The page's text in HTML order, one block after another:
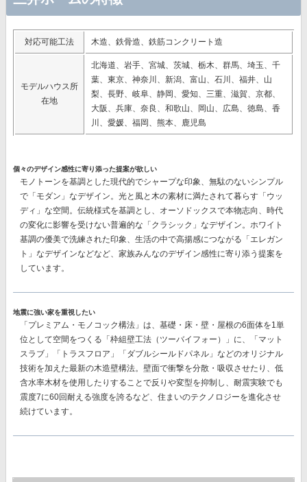
対応可能工法 木造、鉄骨造、鉄筋コンクリート造
モデルハウス所
在地
北海道、岩手、宮城、茨城、栃木、群馬、埼玉、千
葉、東京、神奈川、新潟、富山、石川、福井、山
梨、長野、岐阜、静岡、愛知、三重、滋賀、京都、
大阪、兵庫、奈良、和歌山、岡山、広島、徳島、香
川、愛媛、福岡、熊本、鹿児島
個々のデザイン感性に寄り添った提案が欲しい
モノトーンを基調とした現代的でシャープな印象、無駄のないシンプル
で「モダン」なデザイン。光と風と木の素材に満たされて暮らす「ウッ
ディ」な空間。伝統様式を基調とし、オーソドックスで本物志向、時代
の変化に影響を受けない普遍的な「クラシック」なデザイン。ホワイト
基調の優美で洗練された印象、生活の中で高揚感につながる「エレガン
ト」なデザインなどなど、 家族みんなのデザイン感性に寄り添う提案を
しています。
地震に強い家を重視したい
「プレミアム・モノコック構法」 は、基礎・床・壁・屋根の6面体を1単
位として空間をつくる「枠組壁工法（ツーバイフォー）」に、「マット
スラブ」「トラスフロア」「ダブルシールドパネル」などのオリジナル
技術を加えた最新の木造壁構法。壁面で衝撃を分散・吸収させたり、低
含水率木材を使用したりすることで反りや変型を抑制し、耐震実験でも
震度7に60回耐える強度を誇るなど、住まいのテクノロジーを進化させ
続けています。